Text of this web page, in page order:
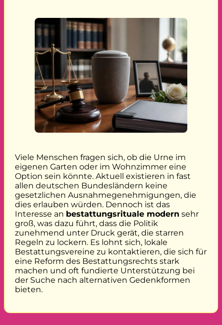
Viele Menschen fragen sich, ob die Urne im
eigenen Garten oder im Wohnzimmer eine
Option sein könnte. Aktuell existieren in fast
allen deutschen Bundesländern keine
gesetzlichen Ausnahmegenehmigungen, die
dies erlauben würden. Dennoch ist das
Interesse an bestattungsrituale modern sehr
groß, was dazu führt, dass die Politik
zunehmend unter Druck gerät, die starren
Regeln zu lockern. Es lohnt sich, lokale
Bestattungsvereine zu kontaktieren, die sich für
eine Reform des Bestattungsrechts stark
machen und oft fundierte Unterstützung bei
der Suche nach alternativen Gedenkformen
bieten.